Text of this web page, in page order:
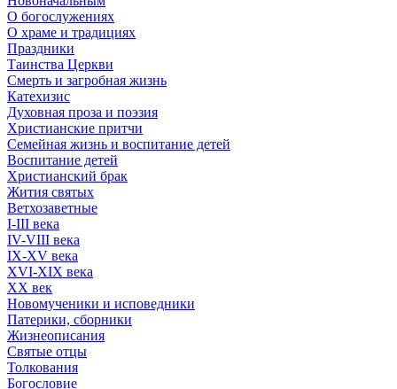
О богослужениях
О храме и традициях
Праздники
Таинства Церкви
Смерть и загробная жизнь
Катехизис
Духовная проза и поэзия
Христианские притчи
Семейная жизнь и воспитание детей
Воспитание детей
Христианский брак
Жития святых
Ветхозаветные
I-III века
IV-VIII века
IX-XV века
XVI-XIX века
XX век
Новомученики и исповедники
Патерики, сборники
Жизнеописания
Святые отцы
Толкования
Богословие